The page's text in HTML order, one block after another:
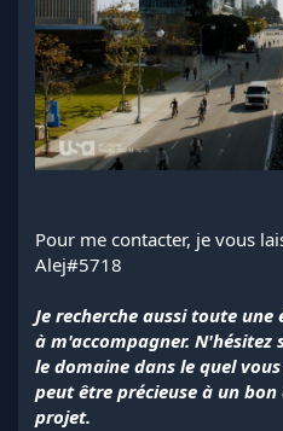
Pour me contacter, je vous
Alej#5718
Je recherche aussi toute
à m'accompagner.
le domaine dans le quel
peut être précieuse à un
projet.